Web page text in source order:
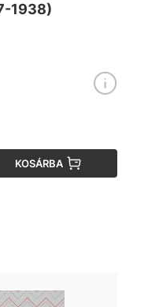
1938)
KOSÁRBA